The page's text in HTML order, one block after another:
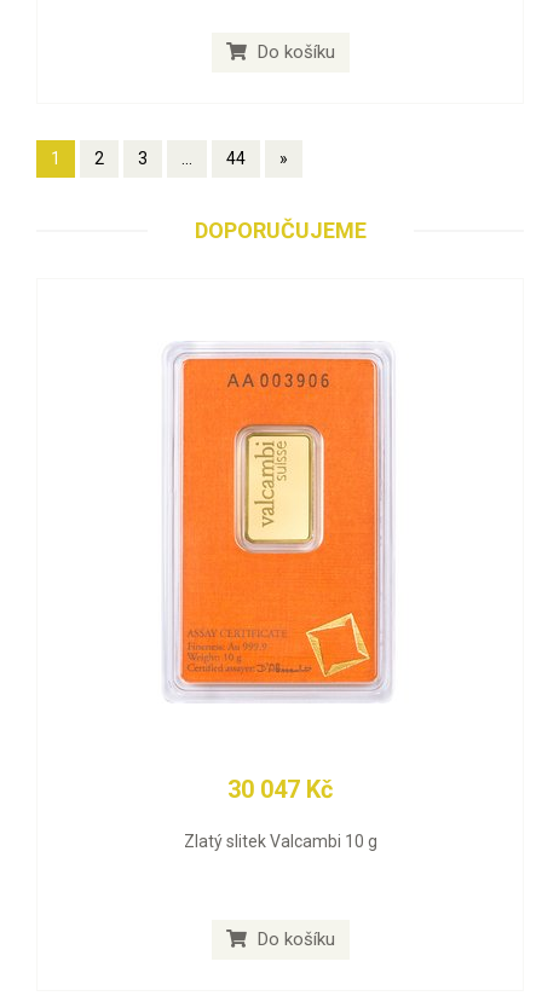
Do košíku
1 2 3 ... 44 »
DOPORUČUJEME
30 047 Kč
Zlatý slitek Valcambi 10 g
Do košíku